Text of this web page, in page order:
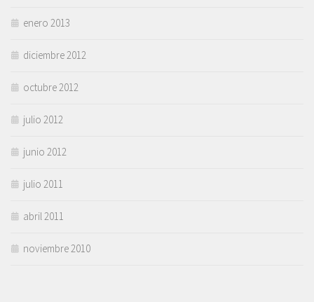
enero 2013
diciembre 2012
octubre 2012
julio 2012
junio 2012
julio 2011
abril 2011
noviembre 2010